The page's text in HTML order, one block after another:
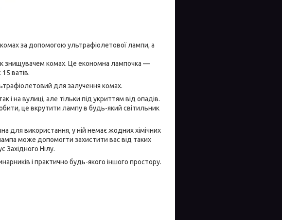
за допомогою ультрафіолетової лампи, а
знищувачем комах. Це економна лампочка —
ватів.
для залучення комах.
на вулиці, але тільки під укриттям від опадів.
це вкрутити лампу в будь-який світильник
для використання, у ній немає жодних хімічних
може допомогти захистити вас від таких
Західного Нілу.
і практично будь-якого іншого простору.